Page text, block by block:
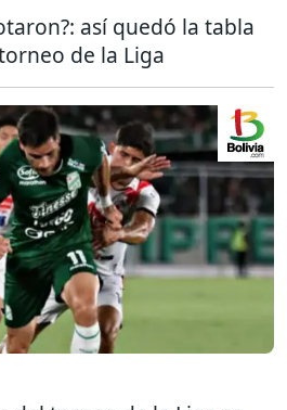
así quedó la tabla
de la Liga